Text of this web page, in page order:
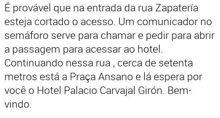
É provável que na entrada da rua Zapatería
esteja cortado o acesso. Um comunicador no
semáforo serve para chamar e pedir para abrir
a passagem para acessar ao hotel.
Continuando nessa rua , cerca de setenta
metros está a Praça Ansano e lá espera por
você o Hotel Palacio Carvajal Girón. Bem-
vindo.